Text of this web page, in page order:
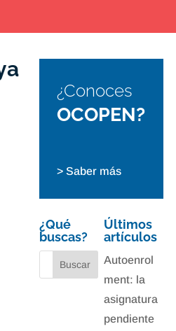
¿Conoces
OCOPEN?
> Saber más
¿Qué
buscas?
Últimos
artículos
Autoenrol
ment: la
asignatura
pendiente